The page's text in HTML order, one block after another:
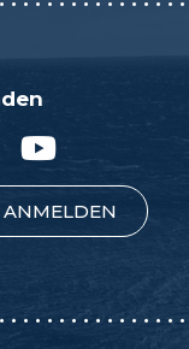
ANMELDEN